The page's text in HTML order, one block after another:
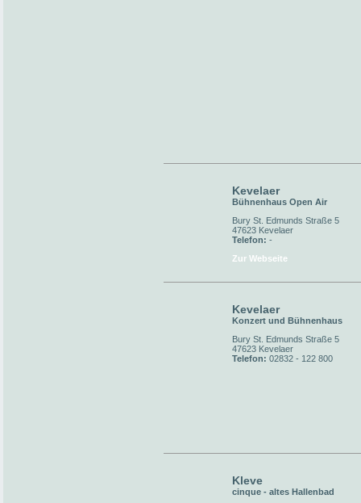
Kevelaer
Bühnenhaus Open Air
Bury St. Edmunds Straße 5
47623 Kevelaer
Telefon: -
Zur Webseite
Kevelaer
Konzert und Bühnenhaus
Bury St. Edmunds Straße 5
47623 Kevelaer
Telefon: 02832 - 122 800
Kleve
cinque - altes Hallenbad